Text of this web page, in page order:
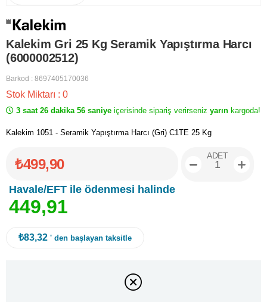
Kalekim Gri 25 Kg Seramik Yapıştırma Harcı
(6000002512)
Barkod : 8697405170036
Stok Miktarı : 0
3 saat 26 dakika 56 saniye içerisinde sipariş verirseniz yarın kargoda!
Kalekim 1051 - Seramik Yapıştırma Harcı (Gri) C1TE 25 Kg
₺499,90
Havale/EFT ile ödenmesi halinde
449,91
ADET
₺83,32 ' den başlayan taksitle